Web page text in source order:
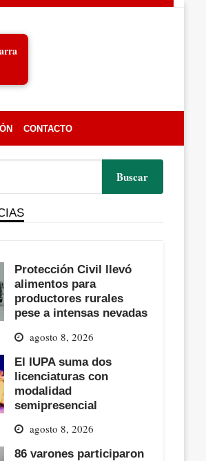
CONTACTO
Protección Civil llevó
alimentos para
productores rurales
pese a intensas nevadas
agosto 8, 2026
El IUPA suma dos
licenciaturas con
modalidad
semipresencial
agosto 8, 2026
86 varones participaron